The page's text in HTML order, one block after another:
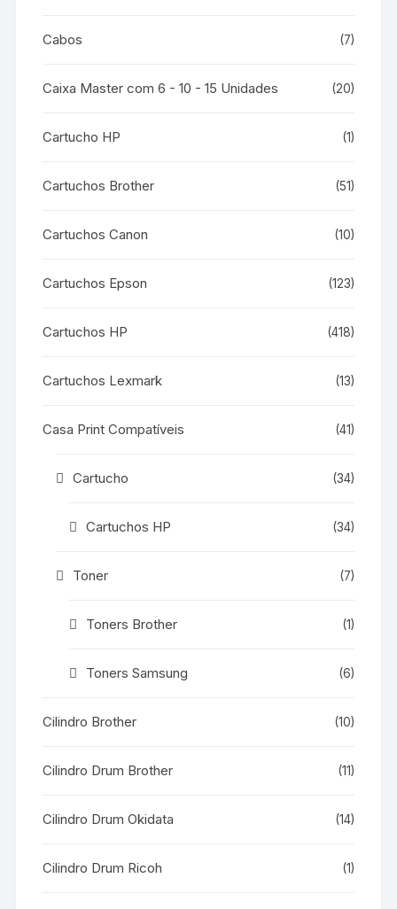
Cabos (7)
Caixa Master com 6 - 10 - 15 Unidades (20)
Cartucho HP (1)
Cartuchos Brother (51)
Cartuchos Canon (10)
Cartuchos Epson (123)
Cartuchos HP (418)
Cartuchos Lexmark (13)
Casa Print Compatíveis (41)
Cartucho (34)
Cartuchos HP (34)
Toner (7)
Toners Brother (1)
Toners Samsung (6)
Cilindro Brother (10)
Cilindro Drum Brother (11)
Cilindro Drum Okidata (14)
Cilindro Drum Ricoh (1)